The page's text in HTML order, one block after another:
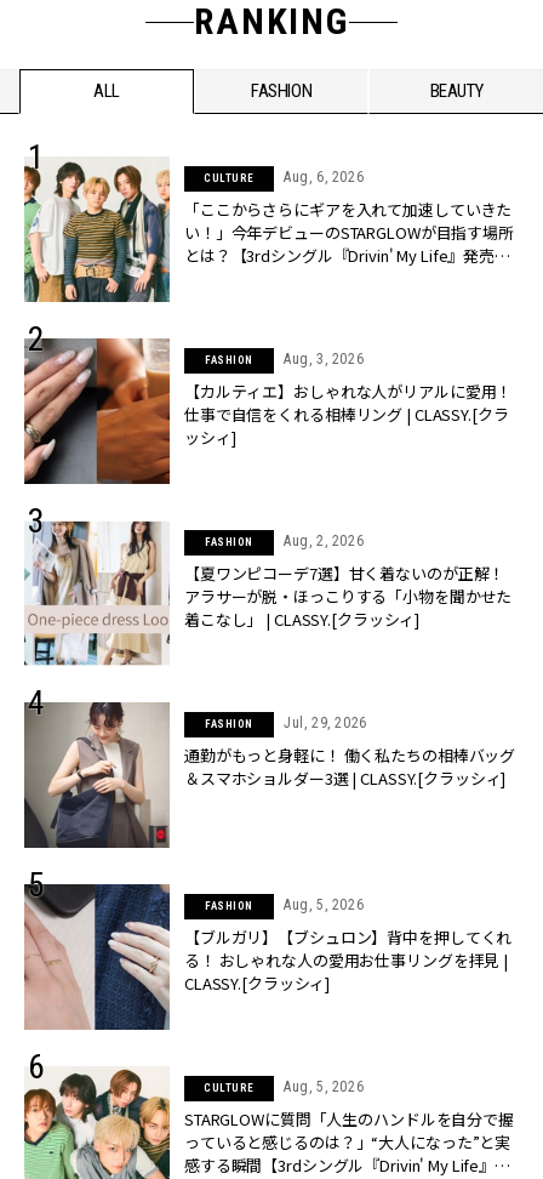
RANKING
ALL FASHION BEAUTY
CULTURE Aug, 6, 2026
「ここからさらにギアを入れて加速していきた
い！」今年デビューのSTARGLOWが目指す場所
とは？【3rdシングル『Drivin' My Life』発売】 |
FASHION Aug, 3, 2026
【カルティエ】おしゃれな人がリアルに愛用！
仕事で自信をくれる相棒リング | CLASSY.[クラ
ッシィ]
FASHION Aug, 2, 2026
【夏ワンピコーデ7選】甘く着ないのが正解！
アラサーが脱・ほっこりする「小物を聞かせた
着こなし」 | CLASSY.[クラッシィ]
FASHION Jul, 29, 2026
通勤がもっと身軽に！ 働く私たちの相棒バッグ
＆スマホショルダー3選 | CLASSY.[クラッシィ]
FASHION Aug, 5, 2026
【ブルガリ】【ブシュロン】背中を押してくれ
る！ おしゃれな人の愛用お仕事リングを拝見 |
CLASSY.[クラッシィ]
CULTURE Aug, 5, 2026
STARGLOWに質問「人生のハンドルを自分で握
っていると感じるのは？」“大️人になった”と実
感する瞬間【3rdシングル『Drivin' My Life』発